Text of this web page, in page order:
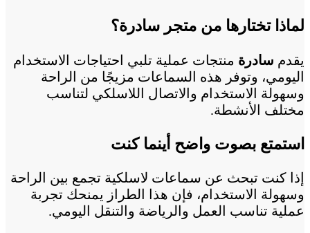
لماذا تختارها من متجر سادرة؟
يقدم سادرة منتجات عملية تلبي احتياجات الاستخدام
اليومي، وتوفر هذه السماعات مزيجًا من الراحة
وسهولة الاستخدام والاتصال اللاسلكي لتناسب
مختلف الأنشطة.
استمتع بصوت واضح أينما كنت
إذا كنت تبحث عن سماعات لاسلكية تجمع بين الراحة
وسهولة الاستخدام، فإن هذا الطراز يمنحك تجربة
عملية تناسب العمل والرياضة والتنقل اليومي.